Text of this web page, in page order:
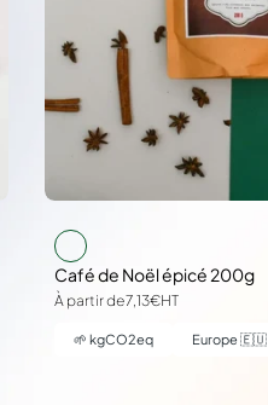
Café de Noël épicé 200g
À partir de7,13€HT
🌱 kgCO2eq Europe 🇪🇺